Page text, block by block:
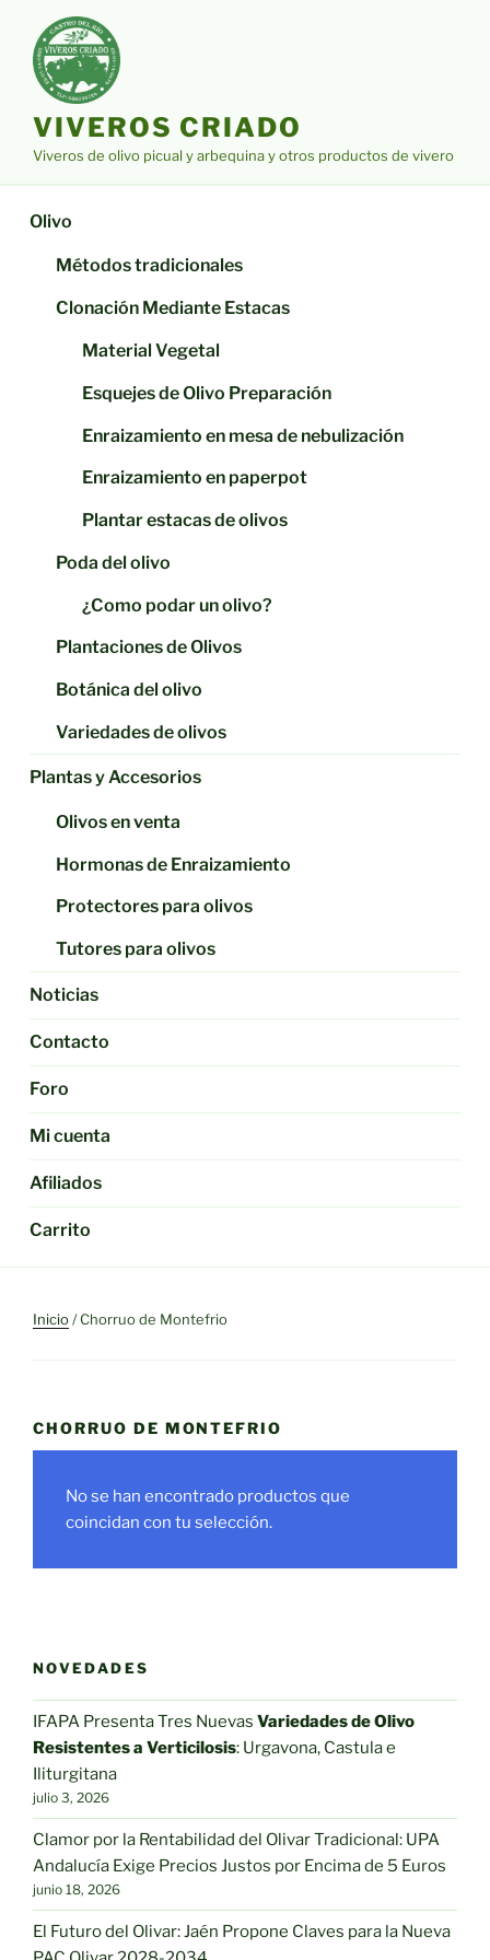
contenido
VIVEROS CRIADO
Viveros de olivo picual y arbequina y otros productos de vivero
Olivo
Métodos tradicionales
Clonación Mediante Estacas
Material Vegetal
Esquejes de Olivo Preparación
Enraizamiento en mesa de nebulización
Enraizamiento en paperpot
Plantar estacas de olivos
Poda del olivo
¿Como podar un olivo?
Plantaciones de Olivos
Botánica del olivo
Variedades de olivos
Plantas y Accesorios
Olivos en venta
Hormonas de Enraizamiento
Protectores para olivos
Tutores para olivos
Noticias
Contacto
Foro
Mi cuenta
Afiliados
Carrito
Inicio/ Chorruo de Montefrio
CHORRUO DE MONTEFRIO
No se han encontrado productos que
coincidan con tu selección.
NOVEDADES
IFAPA Presenta Tres Nuevas Variedades de Olivo
Resistentes a Verticilosis: Urgavona, Castula e
Iliturgitana
julio 3, 2026
Clamor por la Rentabilidad del Olivar Tradicional: UPA
Andalucía Exige Precios Justos por Encima de 5 Euros
junio 18, 2026
El Futuro del Olivar: Jaén Propone Claves para la Nueva